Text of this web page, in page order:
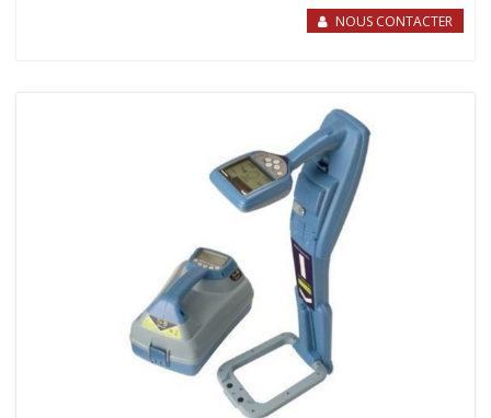
NOUS CONTACTER